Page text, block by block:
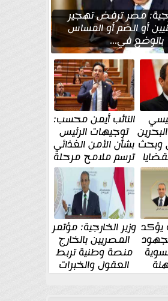
مصر ترفض تهجير
أو الضم أو المساس
بالوضع في...
وبحث
النائب أيمن محسب:
توجيهات الرئيس
بشأن الأمن الغذائي
ترسم ملامح مرحلة
جديدة
يؤكد وزير الخارجية: مؤتمر
المصريين بالخارج
منصة وطنية تربط
العقول والخبرات
المصرية بالدولة